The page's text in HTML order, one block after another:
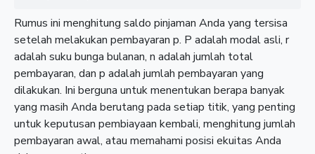
Rumus ini menghitung saldo pinjaman Anda yang tersisa
setelah melakukan pembayaran p. P adalah modal asli, r
adalah suku bunga bulanan, n adalah jumlah total
pembayaran, dan p adalah jumlah pembayaran yang
dilakukan. Ini berguna untuk menentukan berapa banyak
yang masih Anda berutang pada setiap titik, yang penting
untuk keputusan pembiayaan kembali, menghitung jumlah
pembayaran awal, atau memahami posisi ekuitas Anda